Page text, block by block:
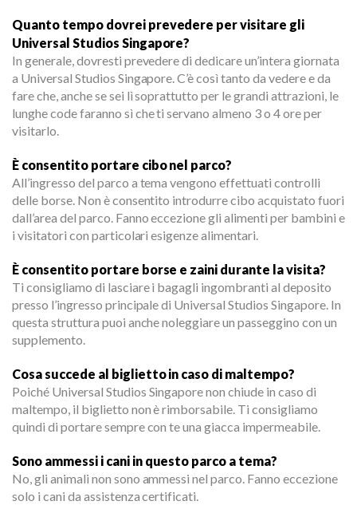
Quanto tempo dovrei prevedere per visitare gli
Universal Studios Singapore?
In generale, dovresti prevedere di dedicare un’intera giornata
a Universal Studios Singapore. C’è così tanto da vedere e da
fare che, anche se sei lì soprattutto per le grandi attrazioni, le
lunghe code faranno sì che ti servano almeno 3 o 4 ore per
visitarlo.
È consentito portare cibo nel parco?
All’ingresso del parco a tema vengono effettuati controlli
delle borse. Non è consentito introdurre cibo acquistato fuori
dall’area del parco. Fanno eccezione gli alimenti per bambini e
i visitatori con particolari esigenze alimentari.
È consentito portare borse e zaini durante la visita?
Ti consigliamo di lasciare i bagagli ingombranti al deposito
presso l’ingresso principale di Universal Studios Singapore. In
questa struttura puoi anche noleggiare un passeggino con un
supplemento.
Cosa succede al biglietto in caso di maltempo?
Poiché Universal Studios Singapore non chiude in caso di
maltempo, il biglietto non è rimborsabile. Ti consigliamo
quindi di portare sempre con te una giacca impermeabile.
Sono ammessi i cani in questo parco a tema?
No, gli animali non sono ammessi nel parco. Fanno eccezione
solo i cani da assistenza certificati.